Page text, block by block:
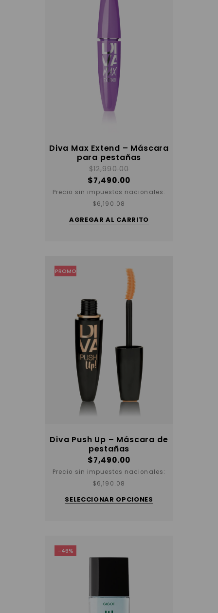
página
del
producto
Diva Max Extend – Máscara
para pestañas
$12,990.00
$7,490.00
Precio sin impuestos nacionales:
$6,190.08
AGREGAR AL CARRITO
PROMO
Diva Push Up – Máscara de
pestañas
$7,490.00
Precio sin impuestos nacionales:
$6,190.08
SELECCIONAR OPCIONES
Este
producto
tiene
varias
página
-46%